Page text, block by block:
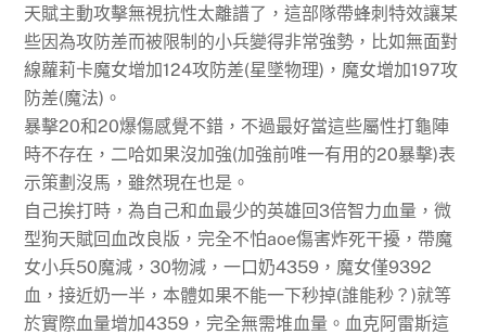
天賦主動攻擊無視抗性太離譜了，這部隊帶蜂刺特效讓某
些因為攻防差而被限制的小兵變得非常強勢，比如無面對
線蘿莉卡魔女增加124攻防差(星墜物理)，魔女增加197攻
防差(魔法)。
暴擊20和20爆傷感覺不錯，不過最好當這些屬性打龜陣
時不存在，二哈如果沒加強(加強前唯一有用的20暴擊)表
示策劃沒馬，雖然現在也是。
自己挨打時，為自己和血最少的英雄回3倍智力血量，微
型狗天賦回血改良版，完全不怕aoe傷害炸死干擾，帶魔
女小兵50魔減，30物減，一口奶4359，魔女僅9392
血，接近奶一半，本體如果不能一下秒掉(誰能秒？)就等
於實際血量增加4359，完全無需堆血量。血克阿雷斯這